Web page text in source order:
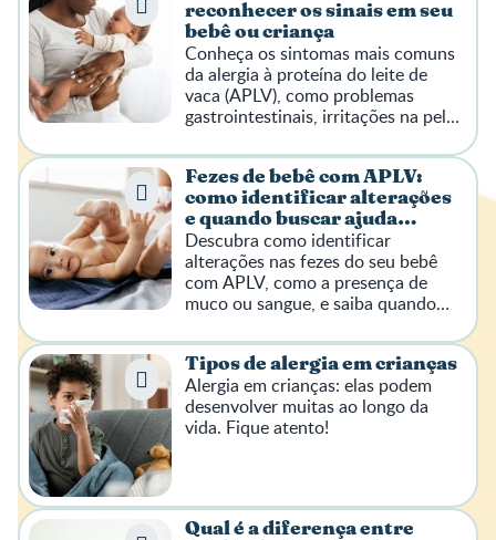
reconhecer os sinais em seu
bebê ou criança
Conheça os sintomas mais comuns
da alergia à proteína do leite de
vaca (APLV), como problemas
gastrointestinais, irritações na pele
Fezes de bebê com APLV:
como identificar alterações
e quando buscar ajuda
médica
Descubra como identificar
alterações nas fezes do seu bebê
com APLV, como a presença de
muco ou sangue, e saiba quando
Tipos de alergia em crianças
Alergia em crianças: elas podem
desenvolver muitas ao longo da
vida. Fique atento!
Qual é a diferença entre